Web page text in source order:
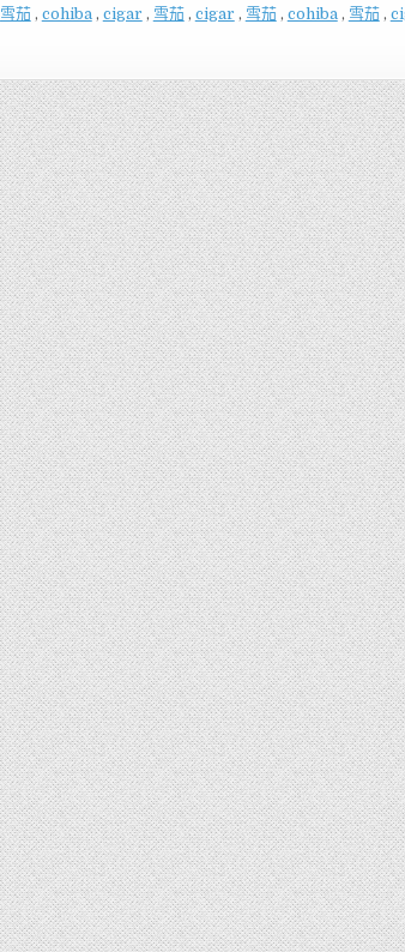
雪茄, cohiba, cigar , 雪茄, cigar , 雪茄, cohiba, 雪茄,